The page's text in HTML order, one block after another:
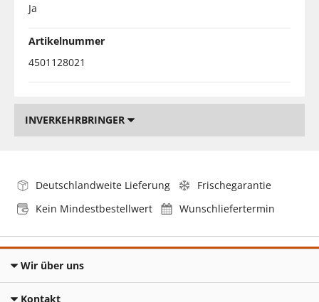
Ja
Artikelnummer
4501128021
INVERKEHRBRINGER
Deutschlandweite Lieferung
Frischegarantie
Kein Mindestbestellwert
Wunschliefertermin
Wir über uns
Kontakt